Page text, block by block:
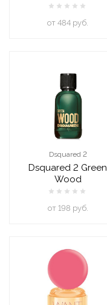
oт 484 руб.
Dsquared 2
Dsquared 2 Green
Wood
oт 198 руб.